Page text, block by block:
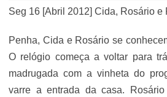
Seg 16 [Abril 2012] Cida, Rosário e
Penha, Cida e Rosário se
O relógio começa a voltar para
madrugada com a vinheta do
varre a entrada da casa.